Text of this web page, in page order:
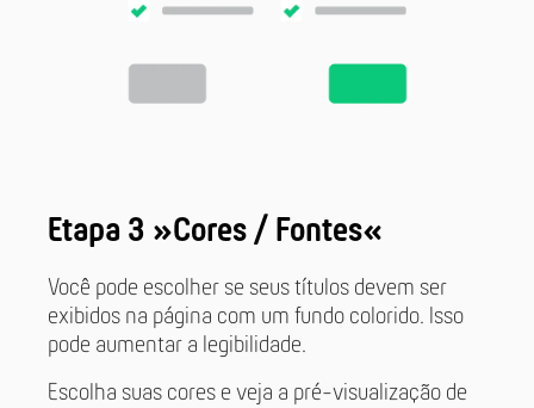
Etapa 3 »Cores / Fontes«
Você pode escolher se seus títulos devem ser
exibidos na página com um fundo colorido. Isso
pode aumentar a legibilidade.
Escolha suas cores e veja a pré-visualização de